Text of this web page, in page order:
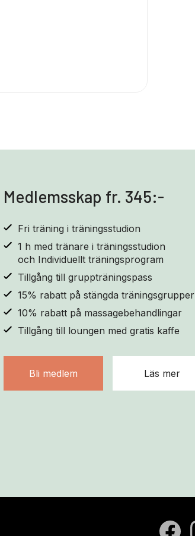
Medlemsskap fr. 345:-
Fri träning i träningsstudion
1 h med tränare i träningsstudion
och Individuellt träningsprogram
Tillgång till gruppträningspass
15% rabatt på stängda träningsgrupper
10% rabatt på massagebehandlingar
Tillgång till loungen med gratis kaffe
Bli medlem Läs mer